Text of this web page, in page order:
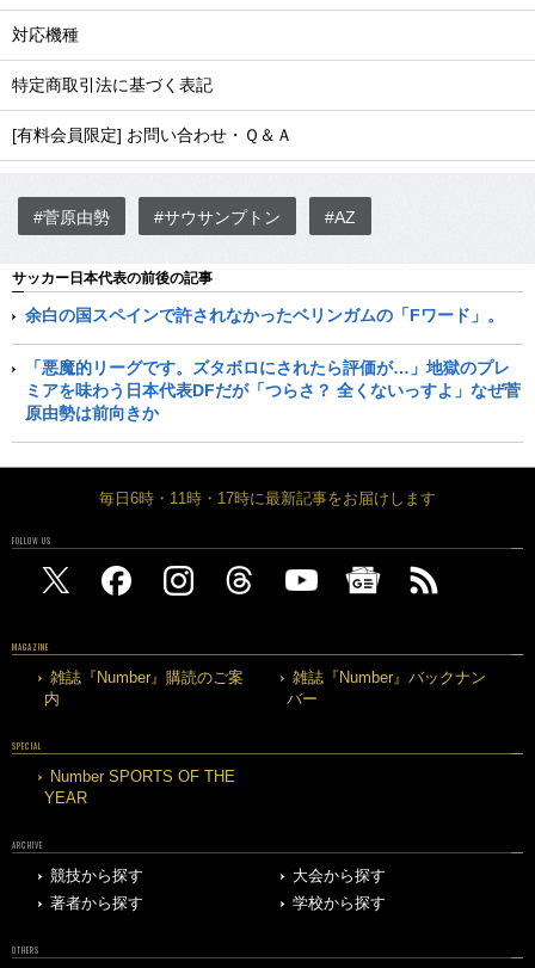
対応機種
特定商取引法に基づく表記
[有料会員限定] お問い合わせ・Ｑ＆Ａ
#菅原由勢 #サウサンプトン #AZ
サッカー日本代表の前後の記事
余白の国スペインで許されなかったベリンガムの「Fワード」。
「悪魔的リーグです。ズタボロにされたら評価が…」地獄のプレ
ミアを味わう日本代表DFだが「つらさ？ 全くないっすよ」なぜ菅
原由勢は前向きか
毎日6時・11時・17時に最新記事をお届けします
FOLLOW US
MAGAZINE
雑誌『Number』購読のご案
内
雑誌『Number』バックナン
バー
SPECIAL
Number SPORTS OF THE
YEAR
ARCHIVE
競技から探す
大会から探す
著者から探す
学校から探す
OTHERS